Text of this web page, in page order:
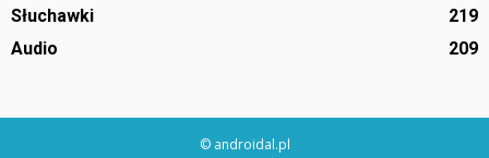
Słuchawki
219
Audio
209
© androidal.pl